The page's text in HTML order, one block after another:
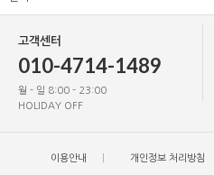
고객센터
010-4714-1489
월 - 일 8:00 - 23:00
HOLIDAY OFF
이용안내 개인정보 처리방침